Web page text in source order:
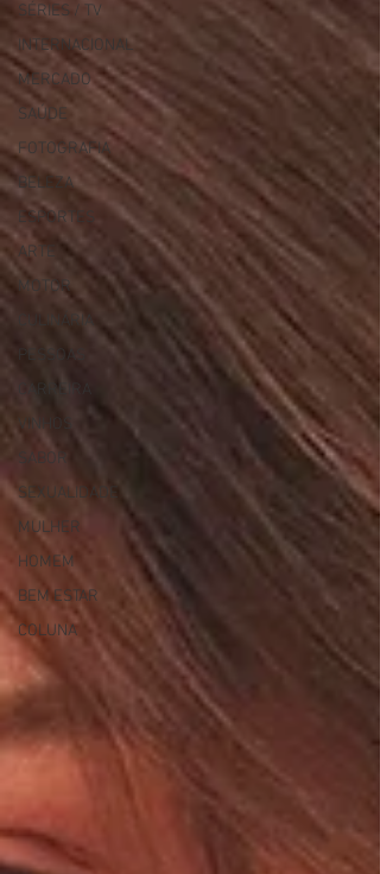
SÉRIES / TV
INTERNACIONAL
MERCADO
SAÚDE
FOTOGRAFIA
BELEZA
ESPORTES
ARTE
MOTOR
CULINÁRIA
CARREIRA
VINHOS
SABOR
SEXUALIDADE
MULHER
HOMEM
BEM ESTAR
COLUNA